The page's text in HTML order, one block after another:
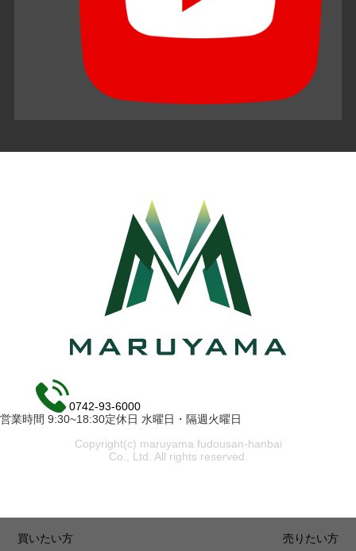
0742-93-6000
営業時間 9:30~18:30定休日 水曜日・隔週火曜日
Copyright(c) maruyama fudousan-hanbai
Co., Ltd. All rights reserved.
買いたい方 売りたい方